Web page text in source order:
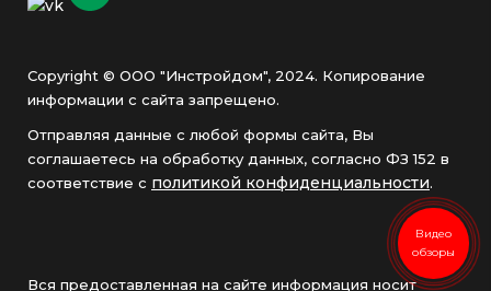
Copyright © ООО "Инстройдом", 2024. Копирование
информации с сайта запрещено.
Отправляя данные с любой формы сайта, Вы
соглашаетесь на обработку данных, согласно ФЗ 152 в
соответствие с политикой конфиденциальности.
Вся предоставленная на сайте информация носит
Видео
обзоры